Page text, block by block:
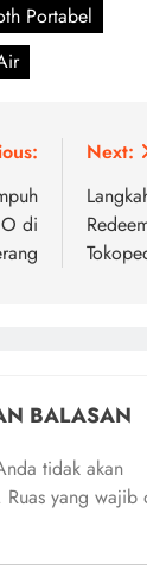
Portabel
di
Next:
BALASAN
tidak akan
Ruas yang wajib